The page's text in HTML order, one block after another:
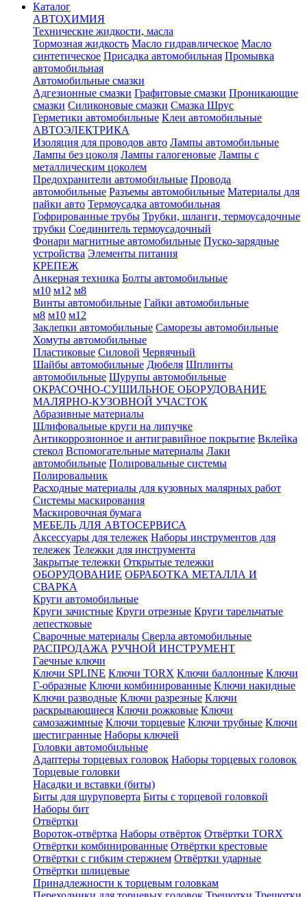
Каталог
АВТОХИМИЯ
Технические жидкости, масла
Тормозная жидкость Масло гидравлическое Масло
синтетическое Присадка автомобильная Промывка
автомобильная
Автомобильные смазки
Адгезионные смазки Графитовые смазки Проникающие
смазки Силиконовые смазки Смазка Шрус
Герметики автомобильные Клеи автомобильные
АВТОЭЛЕКТРИКА
Изоляция для проводов авто Лампы автомобильные
Лампы без цоколя Лампы галогеновые Лампы с
металлическим цоколем
Предохранители автомобильные Провода
автомобильные Разъемы автомобильные Материалы для
пайки авто Термоусадка автомобильная
Гофрированные трубы Трубки, шланги, термоусадочные
трубки Соединитель термоусадочный
Фонари магнитные автомобильные Пуско-зарядные
устройства Элементы питания
КРЕПЕЖ
Анкерная техника Болты автомобильные
м10 м12 м8
Винты автомобильные Гайки автомобильные
м8 м10 м12
Заклепки автомобильные Саморезы автомобильные
Хомуты автомобильные
Пластиковые Силовой Червячный
Шайбы автомобильные Дюбеля Шплинты
автомобильные Шурупы автомобильные
ОКРАСОЧНО-СУШИЛЬНОЕ ОБОРУДОВАНИЕ
МАЛЯРНО-КУЗОВНОЙ УЧАСТОК
Абразивные материалы
Шлифовальные круги на липучке
Антикоррозионное и антигравийное покрытие Вклейка
стекол Вспомогательные материалы Лаки
автомобильные Полировальные системы
Полировальник
Расходные материалы для кузовных малярных работ
Системы маскирования
Маскировочная бумага
МЕБЕЛЬ ДЛЯ АВТОСЕРВИСА
Аксессуары для тележек Наборы инструментов для
тележек Тележки для инструмента
Закрытые тележки Открытые тележки
ОБОРУДОВАНИЕ ОБРАБОТКА МЕТАЛЛА И
СВАРКА
Круги автомобильные
Круги зачистные Круги отрезные Круги тарельчатые
лепестковые
Сварочные материалы Сверла автомобильные
РАСПРОДАЖА РУЧНОЙ ИНСТРУМЕНТ
Гаечные ключи
Ключи SPLINE Ключи TORX Ключи баллонные Ключи
Г-образные Ключи комбинированные Ключи накидные
Ключи разводные Ключи разрезные Ключи
раскрывающиеся Ключи рожковые Ключи
самозажимные Ключи торцевые Ключи трубные Ключи
шестигранные Наборы ключей
Головки автомобильные
Адаптеры торцевых головок Наборы торцевых головок
Торцевые головки
Насадки и вставки (биты)
Биты для шуруповерта Биты с торцевой головкой
Наборы бит
Отвёртки
Вороток-отвёртка Наборы отвёрток Отвёртки TORX
Отвёртки комбинированные Отвёртки крестовые
Отвёртки с гибким стержнем Отвёртки ударные
Отвёртки шлицевые
Принадлежности к торцевым головкам